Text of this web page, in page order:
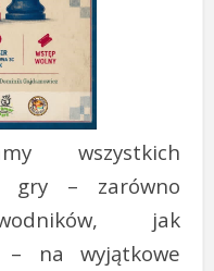
wszystkich
gry – zarówno
jak
– na wyjątkowe